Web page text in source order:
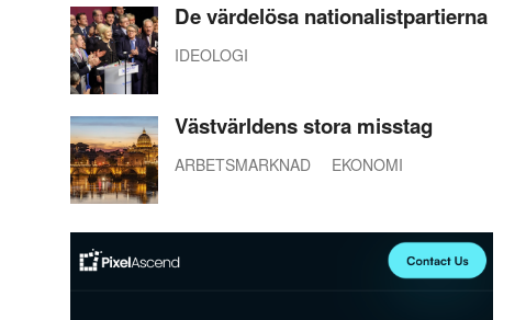
De värdelösa nationalistpartierna
IDEOLOGI
Västvärldens stora misstag
ARBETSMARKNAD EKONOMI